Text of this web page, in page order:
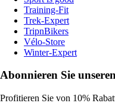
Training-Fit
Trek-Expert
TripnBikers
Vélo-Store
Winter-Expert
Abonnieren Sie
Profitieren Sie von 10%